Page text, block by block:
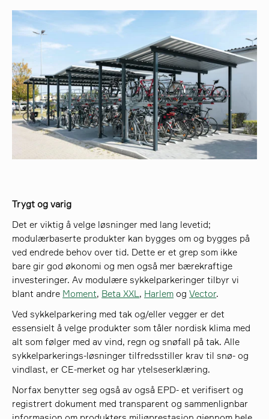
Trygt og varig
Det er viktig å velge løsninger med lang levetid;
modulærbaserte produkter kan bygges om og bygges på
ved endrede behov over tid. Dette er et grep som ikke
bare gir god økonomi og men også mer bærekraftige
investeringer. Av modulære sykkelparkeringer tilbyr vi
blant andre Moment, Beta XXL , Harlem ogVector.
Ved sykkelparkering med tak og/eller vegger er det
essensielt å velge produkter som tåler nordisk klima med
alt som følger med av vind, regn og snøfall på tak. Alle
sykkelparkerings-løsninger tilfredsstiller krav til snø- og
vindlast, er CE-merket og har ytelseserklæring.
Norfax benytter seg også av også EPD- et verifisert og
registrert dokument med transparent og sammenlignbar